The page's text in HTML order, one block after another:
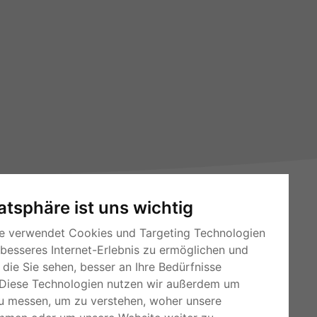
ist uns wichtig
verwendet Cookies und Targeting Technologien
Internet-Erlebnis zu ermöglichen und
Sie sehen, besser an Ihre Bedürfnisse
Technologien nutzen wir außerdem um
messen, um zu verstehen, woher unsere
RSS-Feeds
Kleinanzeigen-Österreich